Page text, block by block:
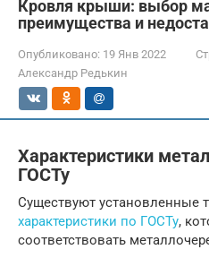
Кровля крыши: выбор
преимущества и
Опубликовано: 19 Янв 2022
Александр Редькин
Характеристики
ГОСТу
Существуют установленные
характеристики по ГОСТу,
соответствовать